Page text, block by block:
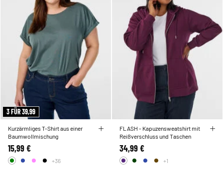
3 FÜR 39,99
Kurzärmliges T-Shirt aus einer
Baumwollmischung
15,99 €
+36
FLASH - Kapuzensweatshirt mit
Reißverschluss und Taschen
34,99 €
+1